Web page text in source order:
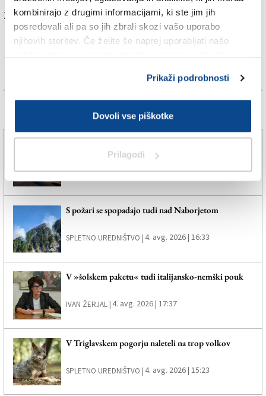
kombinirajo z drugimi informacijami, ki ste jim jih
posredovali ali pa so jih zbrali skozi vašo uporabo
njihovih storitev. Če želite še naprej uporabljati našo
Prikaži podrobnosti
Dovoli vse piškotke
Prilagodi
Za branje in pisanje komentarjevje potrebna prijava
MARTIN POLJSAK |4. avg. 2026 | 18:41
S požari se spopadajo tudi nad Naborjetom
SPLETNO UREDNIŠTVO |4. avg. 2026 | 16:33
V »šolskem paketu« tudi italijansko-nemški pouk
IVAN ŽERJAL |4. avg. 2026 | 17:37
V Triglavskem pogorju naleteli na trop volkov
SPLETNO UREDNIŠTVO |4. avg. 2026 | 15:23